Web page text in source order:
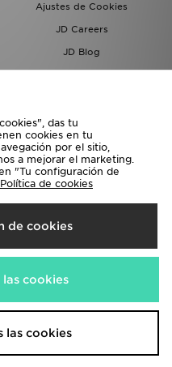
Ajustes de Cookies
JD Careers
JD Blog
País
formas de pago
enwww.jdplc.com
das tu
cookies en tu
por el sitio,
a mejorar el marketing.
"Tu configuración de
Política de cookies
de cookies
cookies
las cookies